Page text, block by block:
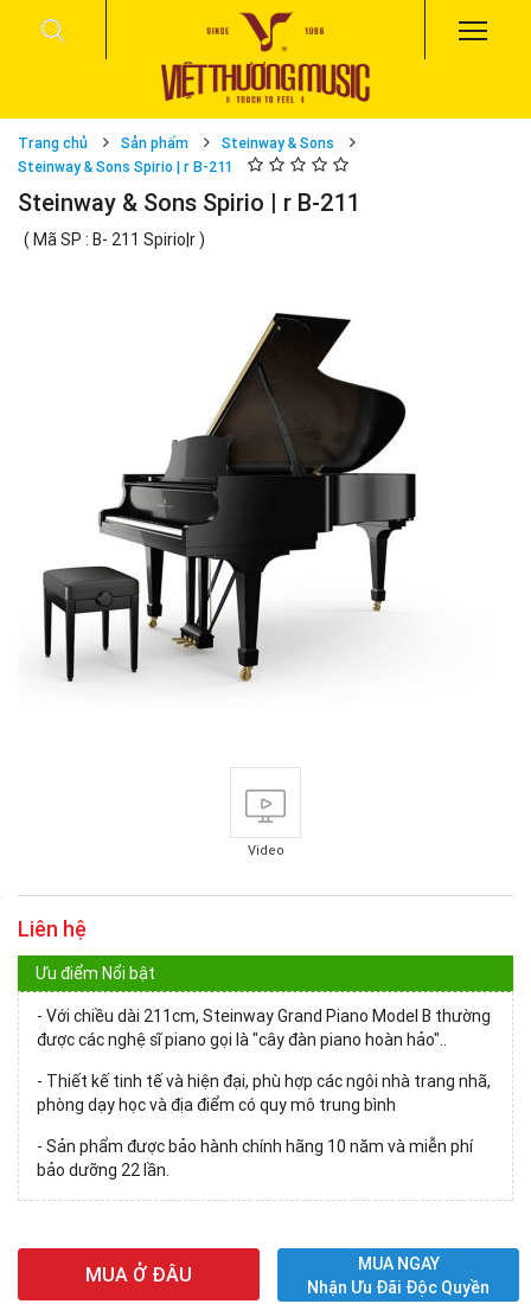
Trang chủ Sản phẩm
Steinway & Sons
Steinway & Sons Spirio | r B-211
Steinway & Sons Spirio | r B-211
( Mã SP : B- 211 Spirio|r )
Video
Liên hệ
Ưu điểm Nổi bật
- Với chiều dài 211cm, Steinway Grand Piano Model B thường
được các nghệ sĩ piano gọi là "cây đàn piano hoàn hảo"..
- Thiết kế tinh tế và hiện đại, phù hợp các ngôi nhà trang nhã,
phòng dạy học và địa điểm có quy mô trung bình
- Sản phẩm được bảo hành chính hãng 10 năm và miễn phí
bảo dưỡng 22 lần.
MUA Ở ĐÂU
MUA NGAY
Nhận Ưu Đãi Độc Quyền